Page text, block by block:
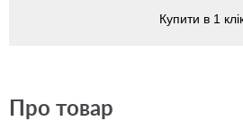
Купити в 1
Про товар